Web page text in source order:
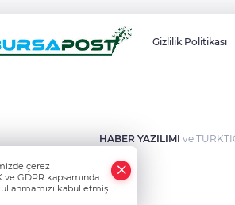
Gizlilik Politikası
HABER YAZILIMI ve
çerez
GDPR kapsamında
kabul etmiş